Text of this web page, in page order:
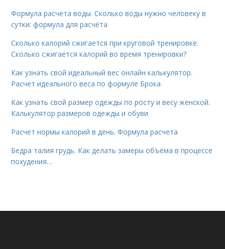
Формула расчета воды. Сколько воды нужно человеку в
сутки: формула для расчёта
Сколько калорий сжигается при круговой тренировке.
Сколько сжигается калорий во время тренировки?
Как узнать свой идеальный вес онлайн калькулятор.
Расчет идеального веса по формуле Брока
Как узнать свой размер одежды по росту и весу женской.
Калькулятор размеров одежды и обуви
Расчет нормы калорий в день. Формула расчета
Бедра талия грудь. Как делать замеры объёма в процессе
похудения…